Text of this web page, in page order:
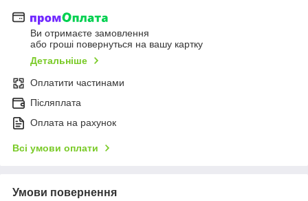
Ви отримаєте замовлення
або гроші повернуться на вашу картку
Детальніше
Оплатити частинами
Післяплата
Оплата на рахунок
Всі умови оплати
Умови повернення